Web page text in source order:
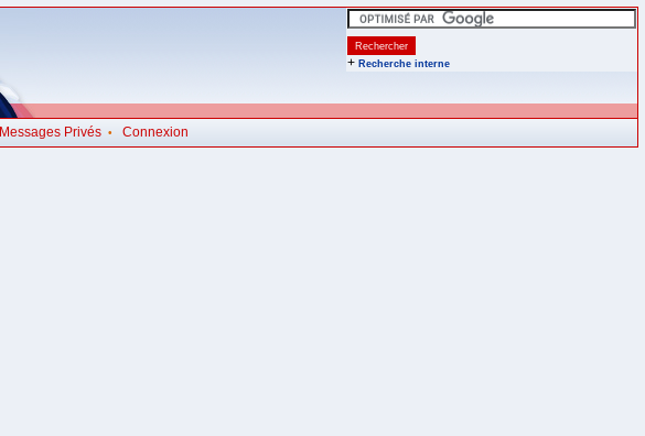
+ Recherche interne
Messages Privés• Connexion